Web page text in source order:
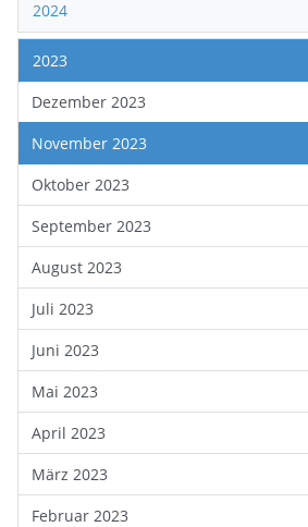
2024
2023
Dezember 2023
November 2023
Oktober 2023
September 2023
August 2023
Juli 2023
Juni 2023
Mai 2023
April 2023
März 2023
Februar 2023